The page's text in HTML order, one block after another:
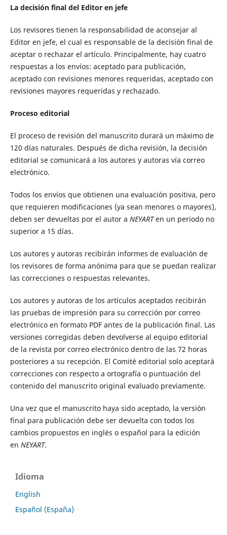
La decisión final del Editor en jefe
Los revisores tienen la responsabilidad de aconsejar al
Editor en jefe, el cual es responsable de la decisión final de
aceptar o rechazar el artículo. Principalmente, hay cuatro
respuestas a los envíos: aceptado para publicación,
aceptado con revisiones menores requeridas, aceptado con
revisiones mayores requeridas y rechazado.
Proceso editorial
El proceso de revisión del manuscrito durará un máximo de
120 días naturales. Después de dicha revisión, la decisión
editorial se comunicará a los autores y autoras vía correo
electrónico.
Todos los envíos que obtienen una evaluación positiva, pero
que requieren modificaciones (ya sean menores o mayores),
deben ser devueltas por el autor a NEYARTen un periodo no
superior a 15 días.
Los autores y autoras recibirán informes de evaluación de
los revisores de forma anónima para que se puedan realizar
las correcciones o respuestas relevantes.
Los autores y autoras de los artículos aceptados recibirán
las pruebas de impresión para su corrección por correo
electrónico en formato PDF antes de la publicación final. Las
versiones corregidas deben devolverse al equipo editorial
de la revista por correo electrónico dentro de las 72 horas
posteriores a su recepción. El Comité editorial solo aceptará
correcciones con respecto a ortografía o puntuación del
contenido del manuscrito original evaluado previamente.
Una vez que el manuscrito haya sido aceptado, la versión
final para publicación debe ser devuelta con todos los
cambios propuestos en inglés o español para la edición
en NEYART.
Idioma
English
Español (España)